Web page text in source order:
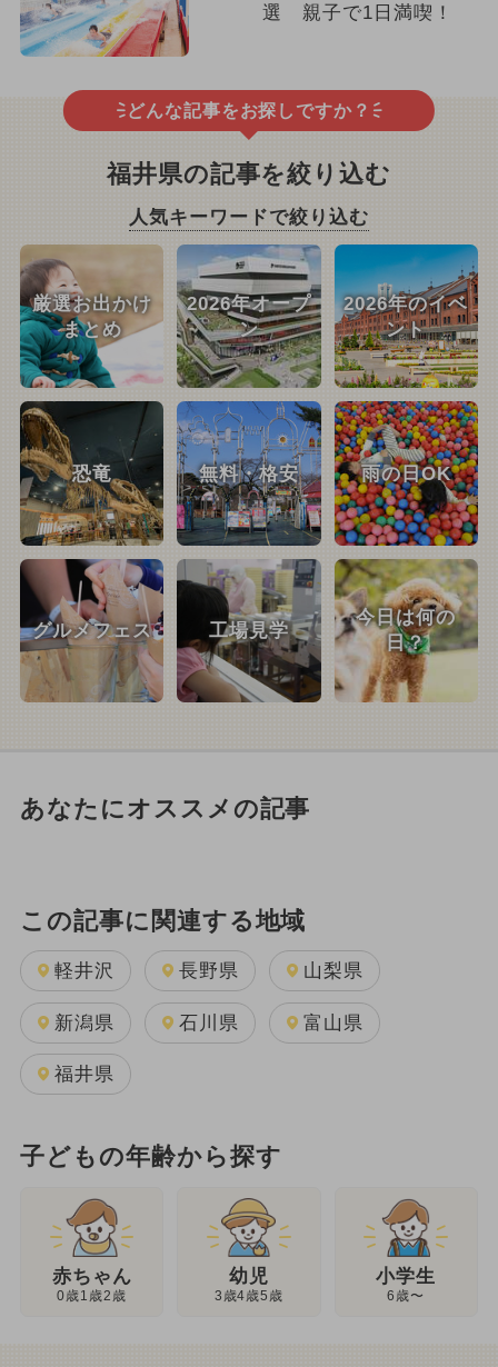
選 親子で1日満喫！
どんな記事をお探しですか？
福井県の記事を絞り込む
人気キーワードで絞り込む
厳選お出かけ
まとめ
2026年オープ
ン
2026年のイベ
ント
恐竜 無料・格安 雨の日OK
グルメフェス 工場見学
今日は何の
日？
あなたにオススメの記事
この記事に関連する地域
軽井沢 長野県 山梨県
新潟県 石川県 富山県
福井県
子どもの年齢から探す
赤ちゃん
0歳1歳2歳
幼児
3歳4歳5歳
小学生
6歳〜